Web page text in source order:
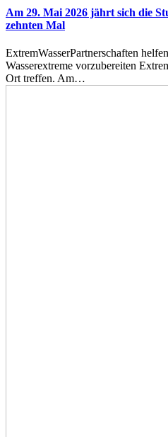
Am 29. Mai 2026 jährt sich die
zehnten Mal
ExtremWasserPartnerschaften
Wasserextreme vorzubereiten
Ort treffen. Am…